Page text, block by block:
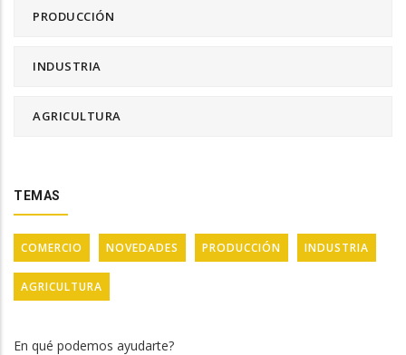
PRODUCCIÓN
INDUSTRIA
AGRICULTURA
TEMAS
COMERCIO NOVEDADES PRODUCCIÓN INDUSTRIA
AGRICULTURA
En qué podemos ayudarte?